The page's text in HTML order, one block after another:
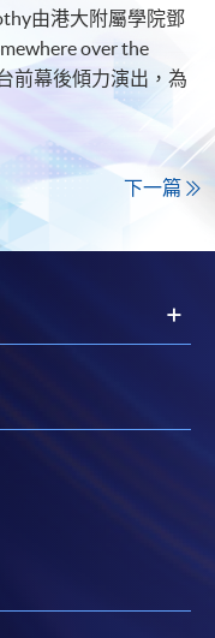
由港大附屬學院鄧
over the
前幕後傾力演出，為
下一篇